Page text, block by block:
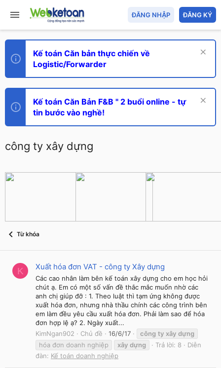
ĐĂNG NHẬP ĐĂNG KÝ
Kế toán Căn bản thực chiến về
Logistic/Forwarder
Kế toán Căn Bản F&B " 2 buổi online - tự
tin bước vào nghề!
công ty xây dựng
Từ khóa
K Xuất hóa đơn VAT - công ty Xây dựng
Các cao nhân làm bên kế toán xây dựng cho em học hỏi
chút ạ. Em có một số vấn đề thắc mắc muốn nhờ các
anh chị giúp đỡ : 1. Theo luật thì tạm ứng không được
xuất hóa đơn, nhưng nhà thầu chính các công trình bên
em làm đều yêu cầu xuất hóa đơn. Phải làm sao để hóa
đơn hợp lệ ạ? 2. Ngày xuất...
KimNgan902
Chủ đề 16/6/17 công ty xây dựng
hóa đơn doanh nghiệp
xây dựng Trả lời: 8
Diễn
đàn: Kế toán doanh nghiệp